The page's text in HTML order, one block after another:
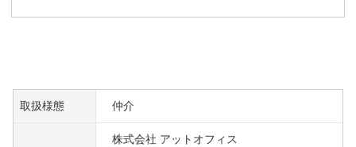
取扱様態 仲介
株式会社 アットオフィス